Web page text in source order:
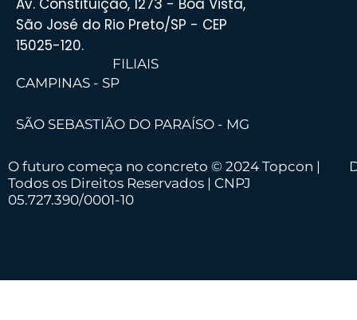
São José do Rio Preto/SP - CEP
15025-120.
FILIAIS
CAMPINAS - SP
SÃO SEBASTIÃO DO PARAÍSO - MG
O futuro começa no concreto © 2024 Topcon |
Todos os Direitos Reservados | CNPJ
05.727.390/0001-10